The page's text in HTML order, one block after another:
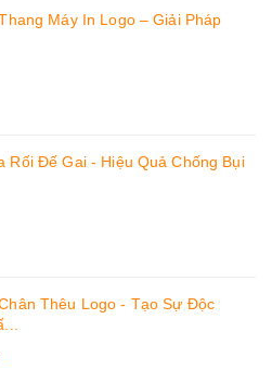
Máy In Logo – Giải Pháp
Rối Đế Gai - Hiệu Quả Chống Bụi
Thêu Logo - Tạo Sự Độc